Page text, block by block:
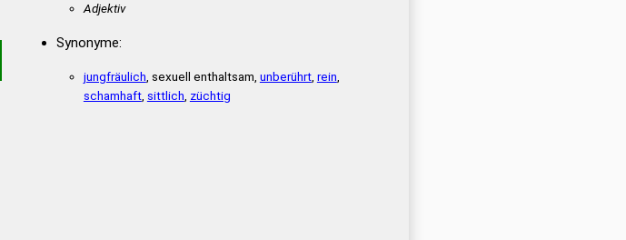
Adjektiv
Synonyme:
jungfräulich , sexuell enthaltsam, unberührt, rein
schamhaft, sittlich züchtig